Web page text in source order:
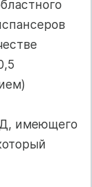
имеющего